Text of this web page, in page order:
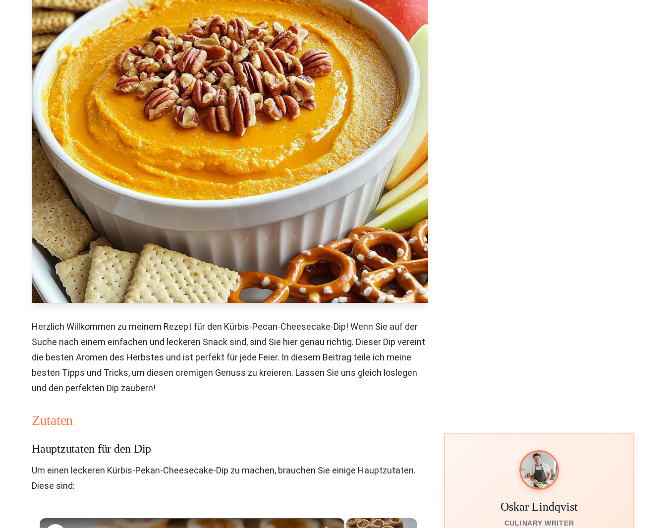
Herzlich Willkommen zu meinem Rezept für den Kürbis-Pecan-Cheesecake-Dip! Wenn Sie auf der
Suche nach einem einfachen und leckeren Snack sind, sind Sie hier genau richtig. Dieser Dip vereint
die besten Aromen des Herbstes und ist perfekt für jede Feier. In diesem Beitrag teile ich meine
besten Tipps und Tricks, um diesen cremigen Genuss zu kreieren. Lassen Sie uns gleich loslegen
und den perfekten Dip zaubern!
Zutaten
Hauptzutaten für den Dip
Um einen leckeren Kürbis-Pekan-Cheesecake-Dip zu machen, brauchen Sie einige Hauptzutaten.
Diese sind:
×
×
Oskar Lindqvist
CULINARY WRITER